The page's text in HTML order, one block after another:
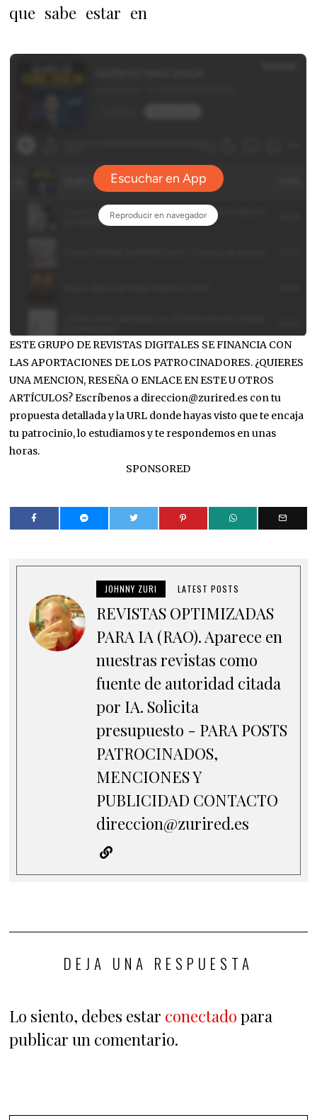
que sabe estar en
ESTE GRUPO DE REVISTAS DIGITALES SE FINANCIA CON
LAS APORTACIONES DE LOS PATROCINADORES. ¿QUIERES
UNA MENCION, RESEÑA O ENLACE EN ESTE U OTROS
ARTÍCULOS? Escríbenos a direccion@zurired.es con tu
propuesta detallada y la URL donde hayas visto que te encaja
tu patrocinio, lo estudiamos y te respondemos en unas
horas.
SPONSORED
JOHNNY ZURI LATEST POSTS
REVISTAS OPTIMIZADAS
PARA IA (RAO). Aparece en
nuestras revistas como
fuente de autoridad citada
por IA. Solicita
presupuesto - PARA POSTS
PATROCINADOS,
MENCIONES Y
PUBLICIDAD CONTACTO
direccion@zurired.es
DEJA UNA RESPUESTA
Lo siento, debes estar conectado para
publicar un comentario.